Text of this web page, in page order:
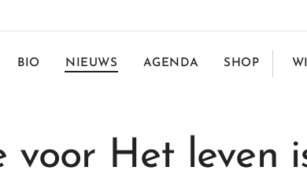
BIO NIEUWS AGENDA SHOP
voor Het leven